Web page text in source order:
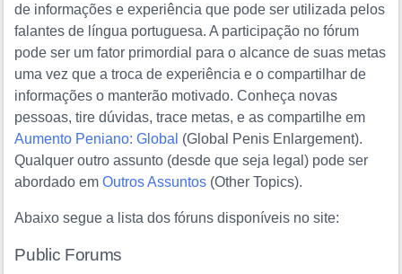
de informações e experiência que pode ser utilizada pelos
falantes de língua portuguesa. A participação no fórum
pode ser um fator primordial para o alcance de suas metas
uma vez que a troca de experiência e o compartilhar de
informações o manterão motivado. Conheça novas
pessoas, tire dúvidas, trace metas, e as compartilhe em
Aumento Peniano: Global (Global Penis Enlargement).
Qualquer outro assunto (desde que seja legal) pode ser
abordado emOutros Assuntos (Other Topics).
Abaixo segue a lista dos fóruns disponíveis no site:
Public Forums